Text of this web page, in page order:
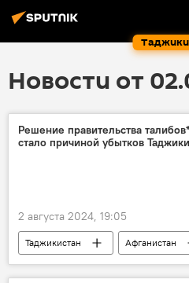
Новости от
Решение правительства талибов*
стало причиной убытков
2 августа 2024, 19:05
Таджикистан
Афганистан
Экономика
уголь